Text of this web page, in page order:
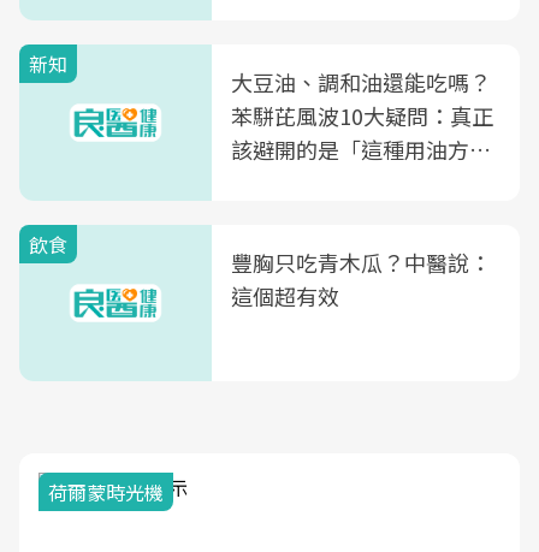
新知
大豆油、調和油還能吃嗎？
苯駢芘風波10大疑問：真正
該避開的是「這種用油方
飲食
豐胸只吃青木瓜？中醫說：
這個超有效
荷爾蒙時光機